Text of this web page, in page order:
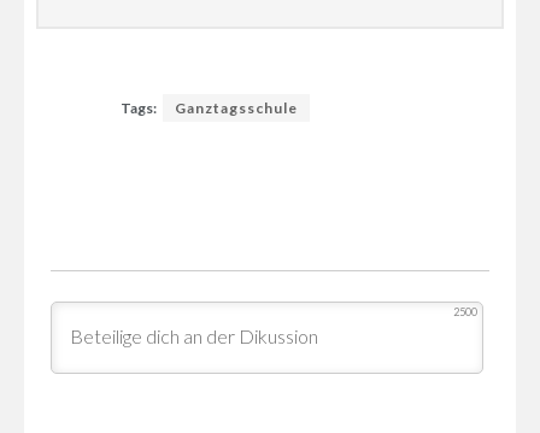
Tags: Ganztagsschule
2500